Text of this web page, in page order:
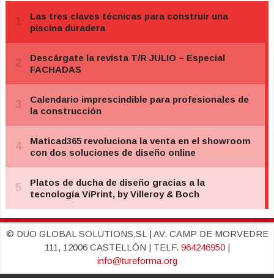
© DUO GLOBAL SOLUTIONS,SL | AV. CAMP DE MORVEDRE
111, 12006 CASTELLÓN | TELF. 964246950|
info@tureforma.org